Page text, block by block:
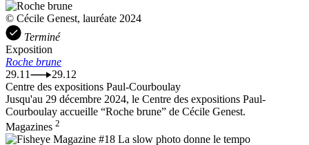
© Cécile Genest, lauréate 2024
Terminé
Exposition
Roche brune
29.11
29.12
Centre des expositions Paul-Courboulay
Jusqu'au 29 décembre 2024, le Centre des expositions Paul-
Courboulay accueille “Roche brune” de Cécile Genest.
Magazines 2